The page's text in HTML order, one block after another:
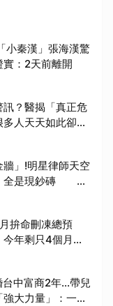
小秦漢」張海漢驚
：2天前離開
？醫揭「真正危
人天天如此卻不
」!明星律師天空
全是現鈔磚
拚命刪凍總預
年剩只4個月
中富商2年...帶兒
大力量」：一起